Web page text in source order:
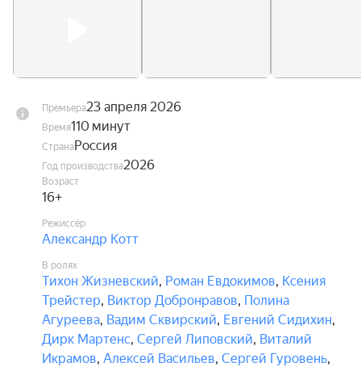
Премьера23 апреля 2026
Время110 минут
СтранаРоссия
Год производства2026
Возраст
16+
Режиссёр
Александр Котт
В ролях
Тихон Жизневский, Роман Евдокимов, Ксения
Трейстер, Виктор Добронравов, Полина
Агуреева, Вадим Сквирский, Евгений Сидихин,
Дирк Мартенс, Сергей Липовский, Виталий
Икрамов, Алексей Васильев, Сергей Гуровень,